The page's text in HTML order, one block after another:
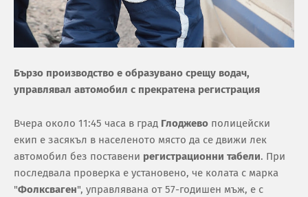
Бързо производство е образувано срещу водач,
управлявал автомобил с прекратена регистрация
Вчера около 11:45 часа в град Глоджево полицейски
екип е засякъл в населеното място да се движи лек
автомобил без поставени регистрационни табели. При
последвала проверка е установено, че колата с марка
"Фолксваген", управлявана от 57-годишен мъж, е с